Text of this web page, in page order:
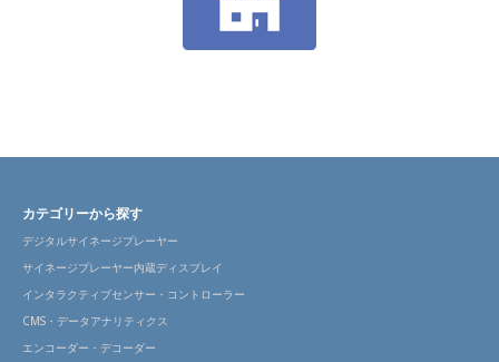
カテゴリーから探す
デジタルサイネージプレーヤー
サイネージプレーヤー内蔵ディスプレイ
インタラクティブセンサー・コントローラー
CMS・データアナリティクス
エンコーダー・デコーダー